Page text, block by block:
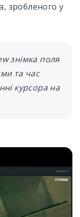
зробленого у
знімка поля
та час
курсора на